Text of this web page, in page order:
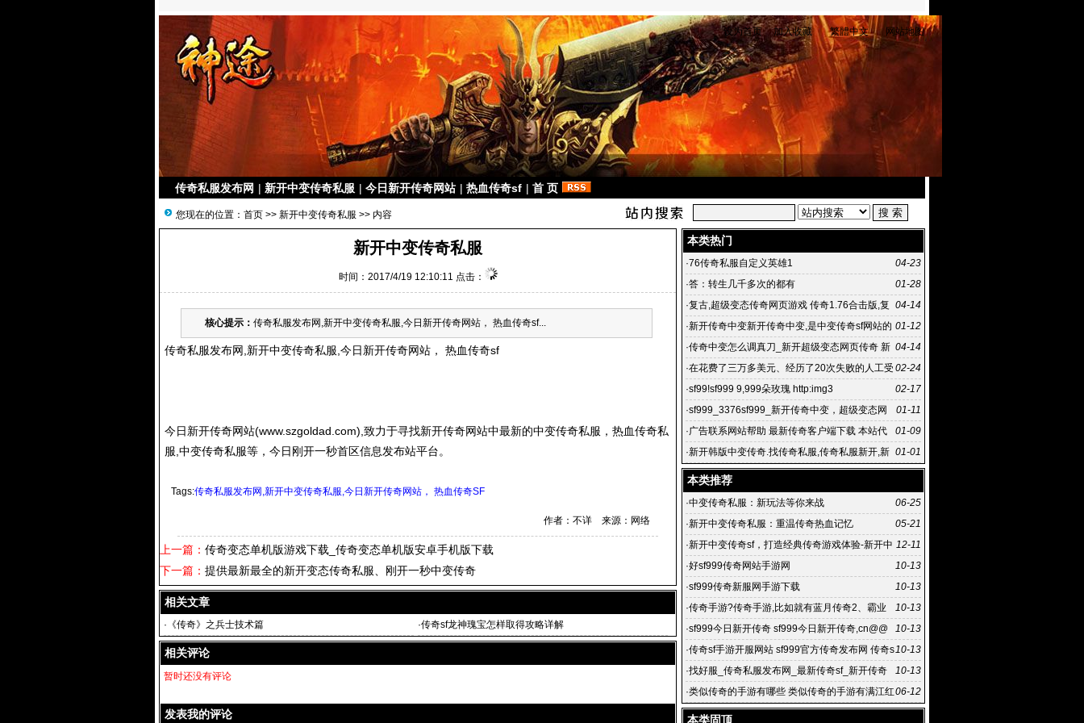
设为首页 加入收藏 繁體中文 网站地图
传奇私服发布网 | 新开中变传奇私服 | 今日新开传奇网站 | 热血传奇sf | 首 页
您现在的位置： 首页 >> 新开中变传奇私服 >> 内容
新开中变传奇私服
时间：2017/4/19 12:10:11 点击：
核心提示： 传奇私服发布网,新开中变传奇私服,今日新开传奇网站， 热血传奇sf...
传奇私服发布网,新开中变传奇私服 ,今日新开传奇网站， 热血传奇sf
今日新开传奇网站(www.szgoldad.com),致力于寻找新开传奇网站中最新的中变传奇私服 ，热血传奇私
服 ,中变传奇私服等，今日刚开一秒首区信息发布站平台。
Tags:传奇私服发布网,新开中变传奇私服,今日新开传奇网站， 热血传奇SF
作者：不详 来源：网络
上一篇： 传奇变态单机版游戏下载_传奇变态单机版安卓手机版下载
下一篇： 提供最新最全的新开变态传奇私服、刚开一秒中变传奇
相关文章
· 《传奇》之兵士技术篇 ·传奇sf龙神瑰宝怎样取得攻略详解
相关评论
暂时还没有评论
发表我的评论
本类热门
04-23
·76传奇私服自定义英雄1
01-28
·答：转生几千多次的都有
04-14
·复古,超级变态传奇网页游戏 传奇1.76合击版,复
古传奇1.76金币版,
01-12
·新开传奇中变新开传奇中变,是中变传奇sf网站的
另一座丰碑
04-14
·传奇中变怎么调真刀_新开超级变态网页传奇 新
开超级变态网页传奇
02-24
·在花费了三万多美元、经历了20次失败的人工受
孕后
02-17
·sf99!sf999 9,999朵玫瑰 http:img3
01-11
·sf999_3376sf999_新开传奇中变，超级变态网
页传奇
01-09
·广告联系网站帮助 最新传奇客户端下载 本站代
理 黑
01-01
·新开韩版中变传奇.找传奇私服,传奇私服新开,新
开变态传奇私服,最新开传奇
本类推荐
06-25
·中变传奇私服：新玩法等你来战
05-21
·新开中变传奇私服：重温传奇热血记忆
12-11
·新开中变传奇sf，打造经典传奇游戏体验-新开中
变传奇sf，探索无限可能的传奇世界
10-13
·好sf999传奇网站手游网
10-13
·sf999传奇新服网手游下载
10-13
·传奇手游?传奇手游,比如就有蓝月传奇2、霸业
屠龙传奇、沙巴克传
10-13
·sf999今日新开传奇 sf999今日新开传奇,cn@@
搜服999一晃就是2021年
10-13
·传奇sf手游开服网站 sf999官方传奇发布网 传奇s
f手游开服
10-13
·找好服_传奇私服发布网_最新传奇sf_新开传奇
网站_Zh
06-12
·类似传奇的手游有哪些 类似传奇的手游有满江红
本类固顶